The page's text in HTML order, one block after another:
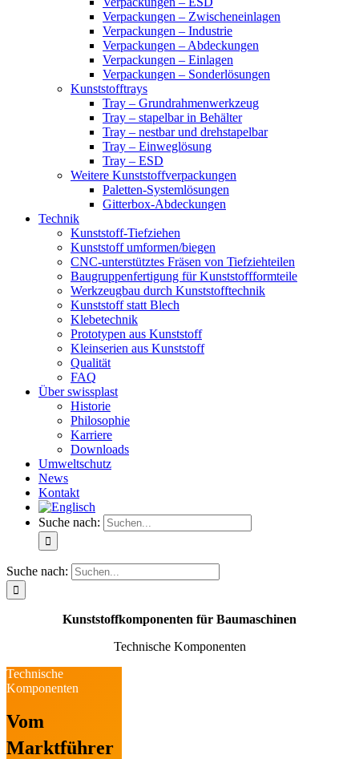
Verpackungen – Zwischeneinlagen
Verpackungen – Industrie
Verpackungen – Abdeckungen
Verpackungen – Einlagen
Verpackungen – Sonderlösungen
Kunststofftrays
Tray – Grundrahmenwerkzeug
Tray – stapelbar in Behälter
Tray – nestbar und drehstapelbar
Tray – Einweglösung
Tray – ESD
Weitere Kunststoffverpackungen
Paletten-Systemlösungen
Gitterbox-Abdeckungen
Technik
Kunststoff-Tiefziehen
Kunststoff umformen/biegen
CNC-unterstütztes Fräsen von Tiefziehteilen
Baugruppenfertigung für Kunststoffformteile
Werkzeugbau durch Kunststofftechnik
Kunststoff statt Blech
Klebetechnik
Prototypen aus Kunststoff
Kleinserien aus Kunststoff
Qualität
FAQ
Über swissplast
Historie
Philosophie
Karriere
Downloads
Umweltschutz
News
Kontakt
Suche nach:
Suche nach:
Kunststoffkomponenten für Baumaschinen
Technische Komponenten
Technische
Komponenten
Vom
Marktführer